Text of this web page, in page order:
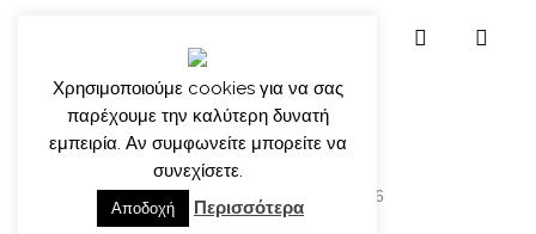
© γιώργος ιατρίδης 2013-2026
Χρησιμοποιούμε cookies για να σας
παρέχουμε την καλύτερη δυνατή
εμπειρία. Αν συμφωνείτε μπορείτε να
συνεχίσετε.
Αποδοχή Περισσότερα